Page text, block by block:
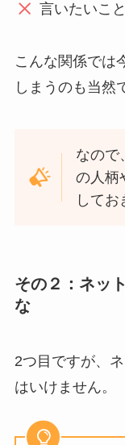
言いたいこ
こんな関係では
しまうのも当然
なので
の人柄
してお
その２：ネッ
な
2つ目ですが、
はいけません。